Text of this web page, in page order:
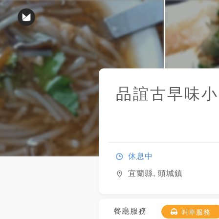
品誼古早味
休息中
宜蘭縣, 頭城鎮
餐廳服務 叫車服務